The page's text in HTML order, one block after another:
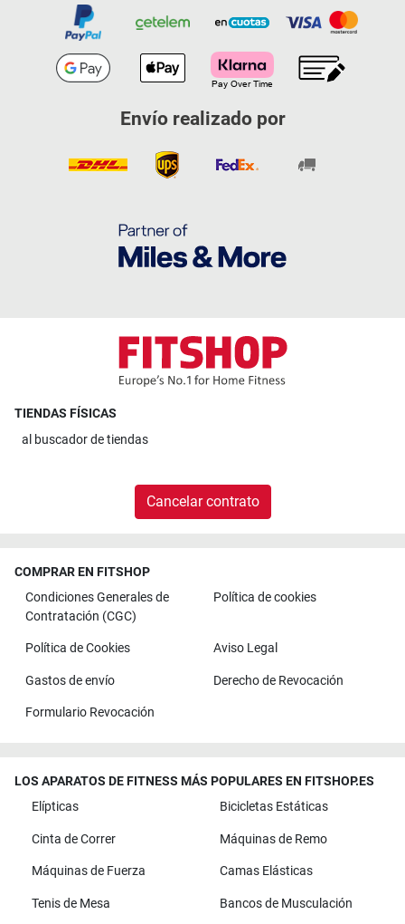
Envío realizado por
TIENDAS FÍSICAS
al buscador de tiendas
Cancelar contrato
COMPRAR EN FITSHOP
Condiciones Generales de
Contratación (CGC)
Política de cookies
Política de Cookies Aviso Legal
Gastos de envío Derecho de Revocación
Formulario Revocación
LOS APARATOS DE FITNESS MÁS POPULARES EN FITSHOP.ES
Elípticas
Bicicletas Estáticas
Cinta de Correr Máquinas de Remo
Máquinas de Fuerza Camas Elásticas
Tenis de Mesa Bancos de Musculación